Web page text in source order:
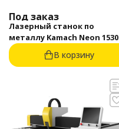
Под заказ
Лазерный станок по
металлу Kamach Neon 1530
Raycus
В корзину